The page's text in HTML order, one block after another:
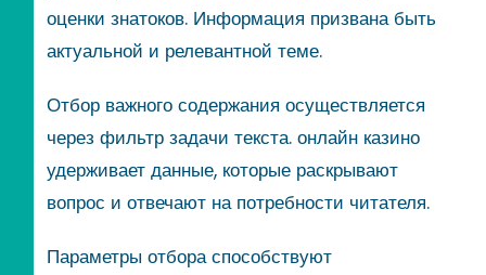
оценки знатоков. Информация призвана быть
актуальной и релевантной теме.
Отбор важного содержания осуществляется
через фильтр задачи текста. онлайн казино
удерживает данные, которые раскрывают
вопрос и отвечают на потребности читателя.
Параметры отбора способствуют